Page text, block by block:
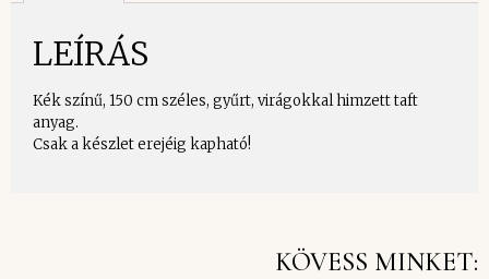
LEÍRÁS
Kék színű, 150 cm széles, gyűrt, virágokkal himzett taft
anyag.
Csak a készlet erejéig kapható!
KÖVESS MINKET: